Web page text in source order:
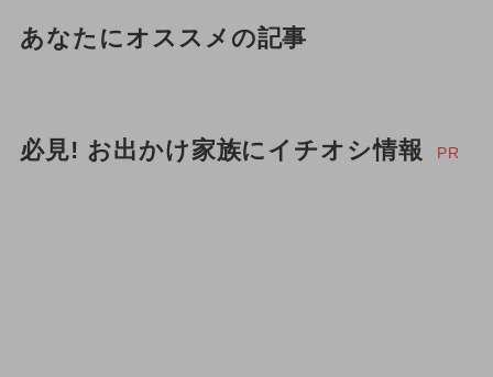
あなたにオススメの記事
必見! お出かけ家族にイチオシ情報 PR